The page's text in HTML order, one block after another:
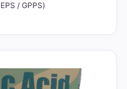
/ GPPS)